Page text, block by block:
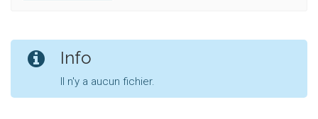
Info
Il n'y a aucun fichier.